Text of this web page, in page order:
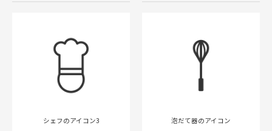
シェフのアイコン3 泡だて器のアイコン